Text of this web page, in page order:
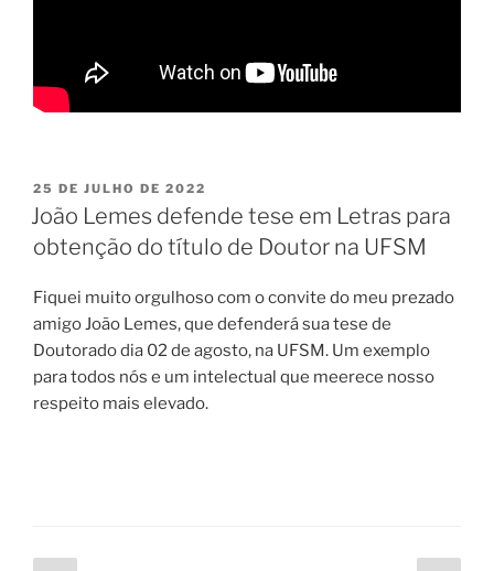
PUBLICADO
EM
25 DE JULHO DE 2022
João Lemes defende tese em Letras para
obtenção do título de Doutor na UFSM
Fiquei muito orgulhoso com o convite do meu prezado
amigo João Lemes, que defenderá sua tese de
Doutorado dia 02 de agosto, na UFSM. Um exemplo
para todos nós e um intelectual que meerece nosso
respeito mais elevado.